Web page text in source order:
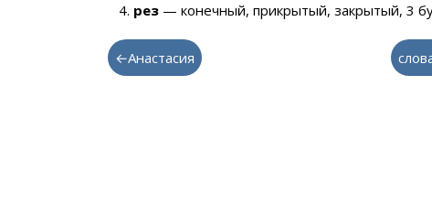
рез — конечный, прикрытый, закрытый, 3
←Анастасия